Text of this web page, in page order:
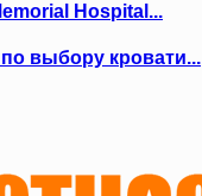
Hospital...
выбору кровати...